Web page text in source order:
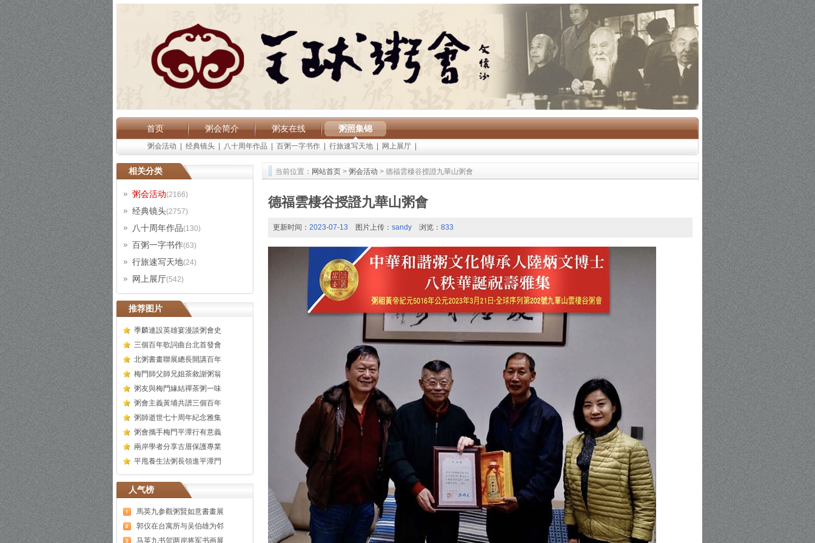
首页 粥会简介 粥友在线 粥照集锦
粥会活动 经典镜头 八十周年作品 百粥一字书作 行旅速写天地 网上展厅
相关分类
粥会活动(2166)
经典镜头(2757)
八十周年作品(130)
百粥一字书作(63)
行旅速写天地(24)
网上展厅(542)
推荐图片
季麟連設英雄宴漫談粥會史
三個百年歌詞曲台北首發會
北粥書畫聯展總長開講百年
梅門師父師兄姐茶敘謝粥翁
粥友與梅門緣結禪茶粥一味
粥會主義黃埔共譜三個百年
粥師逝世七十周年紀念雅集
粥會攜手梅門平潭行有意義
兩岸學者分享古厝保護專業
平甩養生法粥長領進平潭門
人气榜
馬英九参觀粥賢如意書畫展
郭仪在台寓所与吴伯雄为邻
马英九书贺两岸将军书画展
当前位置： 网站首页 > 粥会活动 > 德福雲棲谷授證九華山粥會
德福雲棲谷授證九華山粥會
更新时间： 2023-07-13 图片上传： sandy 浏览： 833